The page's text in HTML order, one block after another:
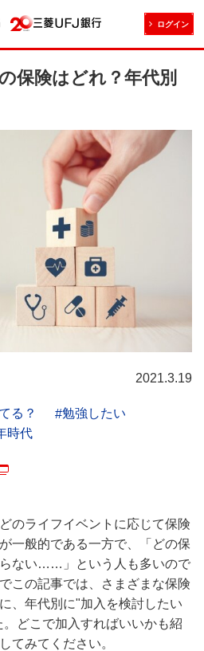
ログイン
保険はどれ？年代別
2021.3.19
る？
勉強したい
時代
のライフイベントに応じて保険
一般的である一方で、「どの保
ない……」という人も多いので
この記事では、さまざまな保険
、年代別に"加入を検討したい
どこで加入すればいいかも紹
てみてください。